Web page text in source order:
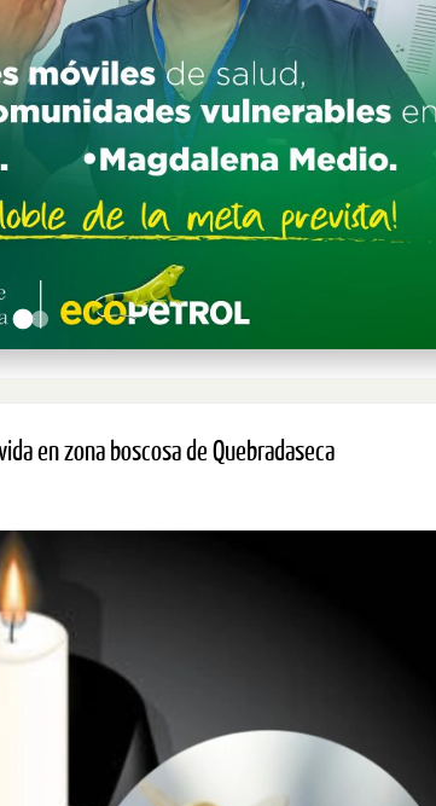
en zona boscosa de Quebradaseca